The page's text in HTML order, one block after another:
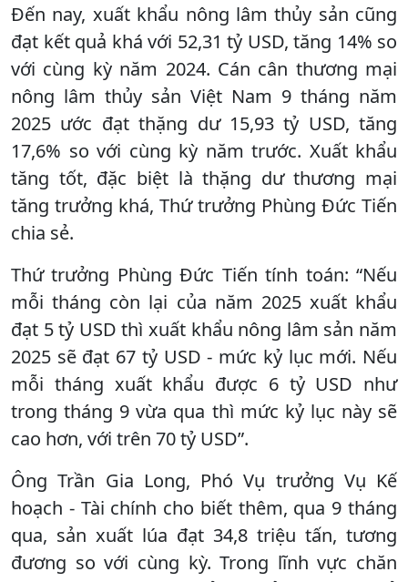
Đến nay, xuất khẩu nông lâm thủy sản cũng
đạt kết quả khá với 52,31 tỷ USD, tăng 14% so
với cùng kỳ năm 2024. Cán cân thương mại
nông lâm thủy sản Việt Nam 9 tháng năm
2025 ước đạt thặng dư 15,93 tỷ USD, tăng
17,6% so với cùng kỳ năm trước. Xuất khẩu
tăng tốt, đặc biệt là thặng dư thương mại
tăng trưởng khá, Thứ trưởng Phùng Đức Tiến
chia sẻ.
Thứ trưởng Phùng Đức Tiến tính toán: “Nếu
mỗi tháng còn lại của năm 2025 xuất khẩu
đạt 5 tỷ USD thì xuất khẩu nông lâm sản năm
2025 sẽ đạt 67 tỷ USD - mức kỷ lục mới. Nếu
mỗi tháng xuất khẩu được 6 tỷ USD như
trong tháng 9 vừa qua thì mức kỷ lục này sẽ
cao hơn, với trên 70 tỷ USD”.
Ông Trần Gia Long, Phó Vụ trưởng Vụ Kế
hoạch - Tài chính cho biết thêm, qua 9 tháng
qua, sản xuất lúa đạt 34,8 triệu tấn, tương
đương so với cùng kỳ. Trong lĩnh vực chăn